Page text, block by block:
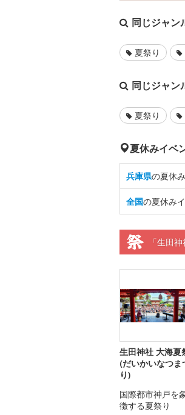
同じジャン
夏祭り
同じジャン
夏祭り
夏休みイベ
兵庫県の夏休
全国の夏休み
「生田
生田神社 大海夏
(だいかいなつま
り)
国際都市神戸を
徴する夏祭り